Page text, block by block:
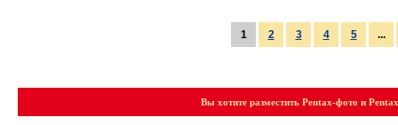
1 2 3 4 5 ...
Вы хотите разместить Pentax-фото и